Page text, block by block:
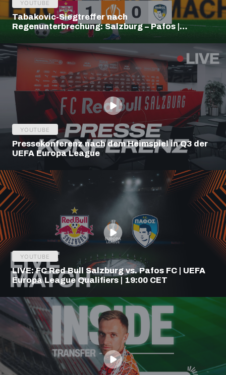
YOUTUBE
Tabakovic-Siegtreffer nach
Regenunterbrechung: Salzburg – Pafos |
Highlights | Europa League Q3
YOUTUBE
Pressekonferenz nach dem Heimspiel in Q3 der
UEFA Europa League
YOUTUBE
LIVE: FC Red Bull Salzburg vs. Pafos FC | UEFA
Europa League Qualifiers | 19:00 CET